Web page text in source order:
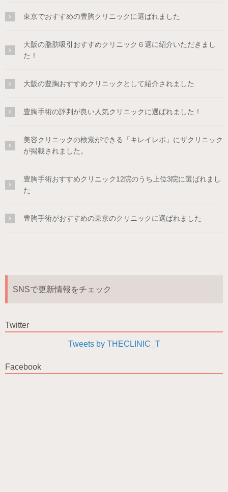
東京でおすすめの豊胸クリニックに選ばれました
大阪の脂肪吸引おすすめクリニック６選に紹介いただきまし
た！
大阪の豊胸おすすめクリニックとして紹介されました
豊胸手術の評判が良い人気クリニックに選ばれました！
美容クリニックの検索ができる「キレイレポ」にザクリニック
が掲載されました。
豊胸手術おすすめクリニック12院のうち上位3院に選ばれまし
た
豊胸手術がおすすめの東京のクリニックに選ばれました
SNSで更新情報をチェック
Twitter
Tweets by THECLINIC_T
Facebook